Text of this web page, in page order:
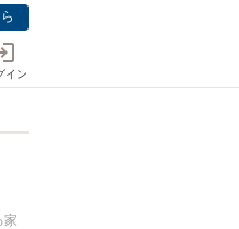
イン
家